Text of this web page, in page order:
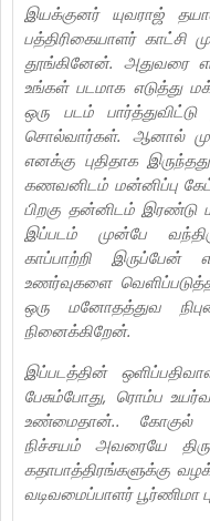
இயக்குனர் யுவராஜ்
பத்திரிகையாளர் காட்சி
தூங்கினேன். அதுவரை
உங்கள் படமாக எடுத்து
ஒரு படம்
சொல்வார்கள். ஆனால்
எனக்கு புதிதாக
கணவனிடம் மன்னிப்பு
பிறகு தன்னிடம் இரண்டு
இப்படம் முன்பே
காப்பாற்றி
உணர்வுகளை
ஒரு மனோதத்துவ
நினைக்கிறேன்.
இப்படத்தின்
பேசும்போது, ரொம்ப
உண்மைதான்.. கோகுல்
நிச்சயம் அவரையே
கதாபாத்திரங்களுக்கு
வடிவமைப்பாளர் பூர்ணிமா